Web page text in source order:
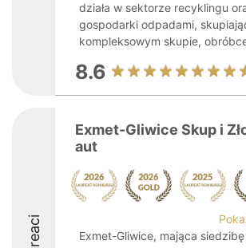
działa w sektorze recyklingu
gospodarki odpadami,
kompleksowym skupie,
8.6
Exmet-Gliwice Skup i
aut
Exmet-Gliwice, mająca